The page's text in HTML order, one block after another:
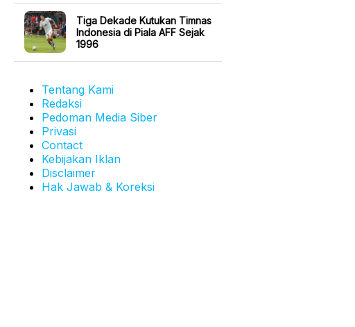
Tiga Dekade Kutukan Timnas
Indonesia di Piala AFF Sejak
1996
Tentang Kami
Redaksi
Pedoman Media Siber
Privasi
Contact
Kebijakan Iklan
Disclaimer
Hak Jawab & Koreksi